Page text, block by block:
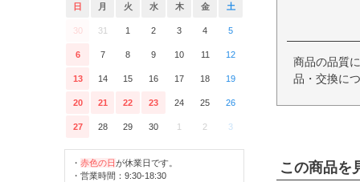
日 月 火 水 木 金 土
30 31 1 2 3 4 5
6 7 8 9 10 11 12
13 14 15 16 17 18 19
20 21 22 23 24 25 26
27 28 29 30 1 2 3
・ 赤色の日が休業日です。
・営業時間：9:30-18:30
商品の品質
品・交換に
この商品を